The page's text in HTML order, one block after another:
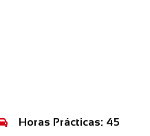
Horas Prácticas: 45